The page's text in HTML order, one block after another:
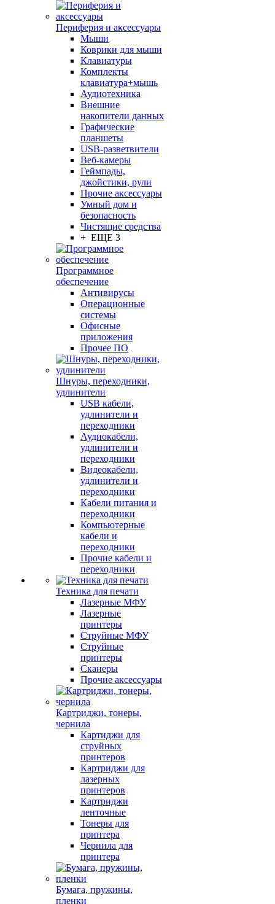
Периферия и аксессуары
Мыши
Коврики для мыши
Клавиатуры
Комплекты
клавиатура+мышь
Аудиотехника
Внешние
накопители данных
Графические
планшеты
USB-разветвители
Веб-камеры
Геймпады,
джойстики, рули
Прочие аксессуары
Умный дом и
безопасность
Чистящие средства
+ ЕЩЕ 3
Программное
обеспечение
Антивирусы
Операционные
системы
Офисные
приложения
Прочее ПО
Шнуры, переходники,
удлинители
USB кабели,
удлинители и
переходники
Аудиокабели,
удлинители и
переходники
Видеокабели,
удлинители и
переходники
Кабели питания и
переходники
Компьютерные
кабели и
переходники
Прочие кабели и
переходники
Техника для печати
Лазерные МФУ
Лазерные
принтеры
Струйные МФУ
Струйные
принтеры
Сканеры
Прочие аксессуары
Картриджи, тонеры,
чернила
Картиджи для
струйных
принтеров
Картриджи для
лазерных
принтеров
Картриджи
ленточные
Тонеры для
принтера
Чернила для
принтера
Бумага, пружины,
пленки